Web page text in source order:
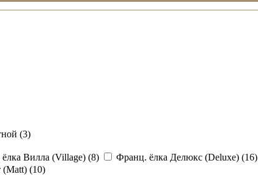
(3)
Вилла (Village) (8) Франц. ёлка Делюкс (Deluxe) (16)
(Matt) (10)